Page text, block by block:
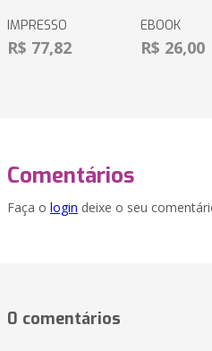
IMPRESSO
R$ 77,82
EBOOK
R$ 26,00
Comentários
Faça o login deixe o seu
0 comentários